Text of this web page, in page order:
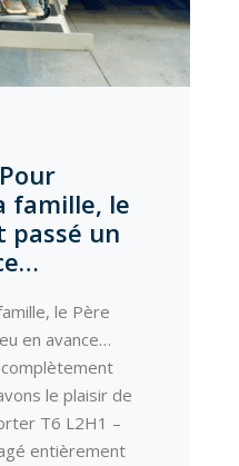
famille, le
passé un
le Père
en avance…
le plaisir de
T6 L2H1 –
entièrement